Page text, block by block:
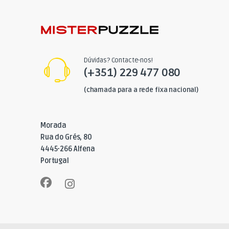
Dúvidas? Contacte-nos!
(+351) 229 477 080
(chamada para a rede fixa nacional)
Morada
Rua do Grés, 80
4445-266 Alfena
Portugal